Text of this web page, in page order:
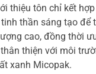
thiệu tôn chỉ kết
thần sáng tạo để
cao, đồng thời
thiện với môi
xanh Micopak.